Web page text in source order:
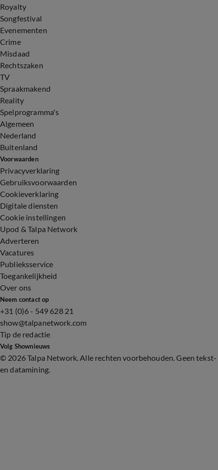
Royalty
Songfestival
Evenementen
Crime
Misdaad
Rechtszaken
TV
Spraakmakend
Reality
Spelprogramma's
Algemeen
Nederland
Buitenland
Voorwaarden
Privacyverklaring
Gebruiksvoorwaarden
Cookieverklaring
Digitale diensten
Cookie instellingen
Upod & Talpa Network
Adverteren
Vacatures
Publieksservice
Toegankelijkheid
Over ons
Neem contact op
+31 (0)6 - 549 628 21
show@talpanetwork.com
Tip de redactie
Volg Shownieuws
© 2026 Talpa Network. Alle rechten voorbehouden. Geen tekst-
en datamining.